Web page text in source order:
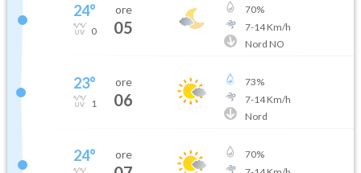
24°
0
ore
05
70%
7-14Km/h
Nord NO
23°
1
ore
06
73%
7-14Km/h
Nord
24° ore 70%